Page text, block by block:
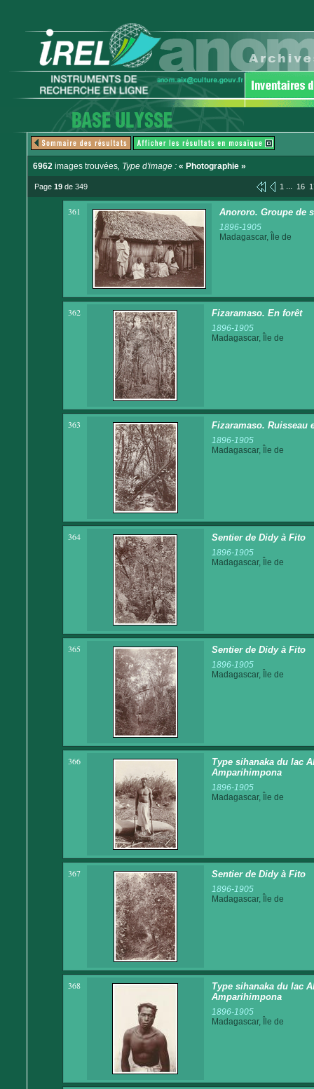
6962 images trouvées, Type d'image : « Photographie »
Page 19 de 349 1 ... 16
361 Anororo. Groupe de
1896-1905
Madagascar, Île de
362 Fizaramaso. En forêt
1896-1905
Madagascar, Île de
363 Fizaramaso. Ruisseau
1896-1905
Madagascar, Île de
364 Sentier de Didy à Fito
1896-1905
Madagascar, Île de
365 Sentier de Didy à Fito
1896-1905
Madagascar, Île de
366
Type sihanaka du lac
Amparihimpona
1896-1905
Madagascar, Île de
367 Sentier de Didy à Fito
1896-1905
Madagascar, Île de
368
Type sihanaka du lac
Amparihimpona
1896-1905
Madagascar, Île de